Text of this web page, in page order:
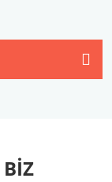
BİZ